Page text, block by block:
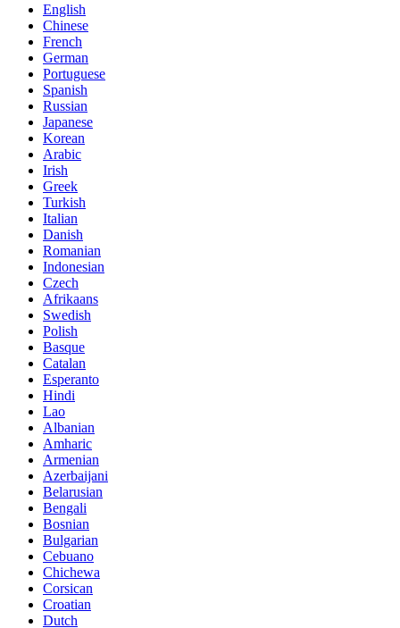
English
Chinese
French
German
Portuguese
Spanish
Russian
Japanese
Korean
Arabic
Irish
Greek
Turkish
Italian
Danish
Romanian
Indonesian
Czech
Afrikaans
Swedish
Polish
Basque
Catalan
Esperanto
Hindi
Lao
Albanian
Amharic
Armenian
Azerbaijani
Belarusian
Bengali
Bosnian
Bulgarian
Cebuano
Chichewa
Corsican
Croatian
Dutch